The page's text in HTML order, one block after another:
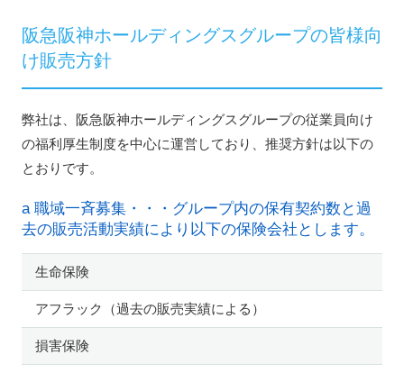
阪急阪神ホールディングスグループの皆様向
け販売方針
弊社は、阪急阪神ホールディングスグループの従業員向け
の福利厚生制度を中心に運営しており、推奨方針は以下の
とおりです。
a 職域一斉募集・・・グループ内の保有契約数と過
去の販売活動実績により以下の保険会社とします。
生命保険
アフラック（過去の販売実績による）
損害保険